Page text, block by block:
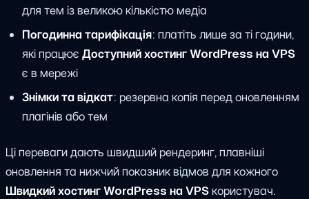
для тем із великою кількістю медіа
Погодинна тарифікація: платіть лише за ті години,
які працює Доступний хостинг WordPress на VPS
є в мережі
Знімки та відкат: резервна копія перед оновленням
плагінів або тем
Ці переваги дають швидший рендеринг, плавніші
оновлення та нижчий показник відмов для кожного
Швидкий хостинг WordPress на VPSкористувач.